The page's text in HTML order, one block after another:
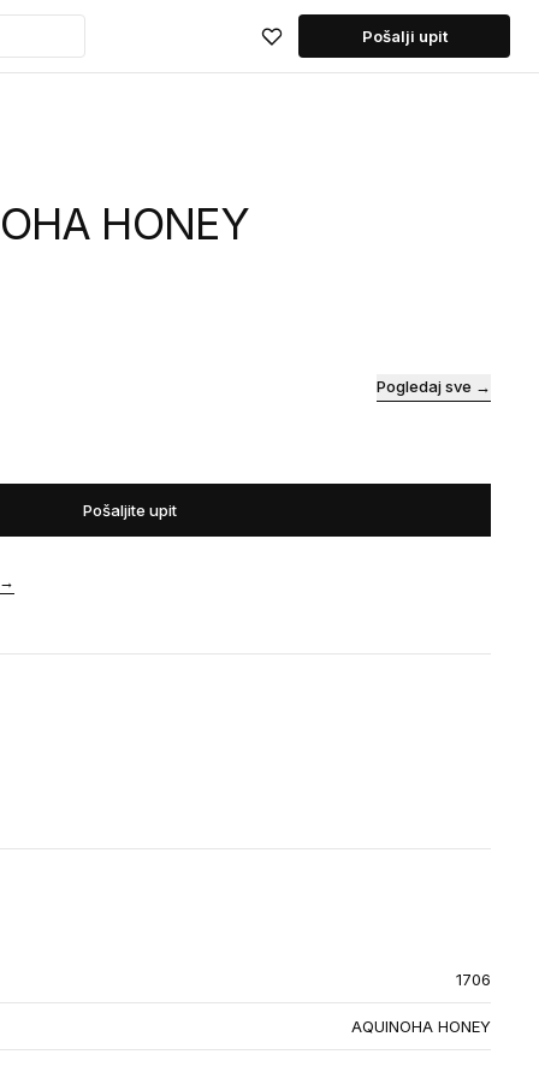
Pošalji upit
HONEY
Pogledaj sve →
Pošaljite upit
1706
AQUINOHA HONEY